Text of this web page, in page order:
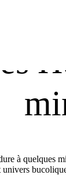
à dix
à quelques
univers